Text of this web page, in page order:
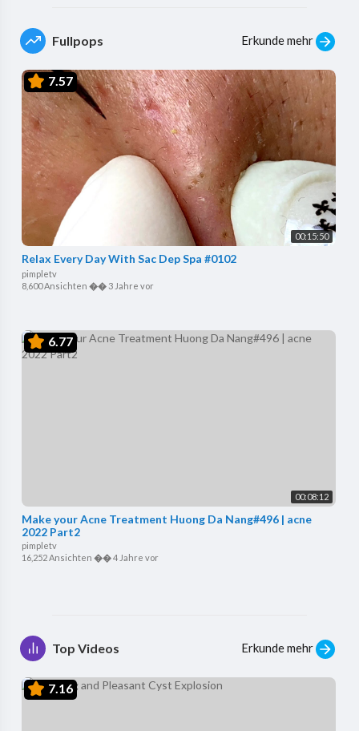
Fullpops Erkunde mehr
7.57
00:15:50
Relax Every Day With Sac Dep Spa #0102
pimpletv
8,600 Ansichten �� 3 Jahre vor
6.77
00:08:12
Make your Acne Treatment Huong Da Nang#496 | acne
2022 Part2
pimpletv
16,252 Ansichten ��4 Jahre vor
Top Videos Erkunde mehr
7.16